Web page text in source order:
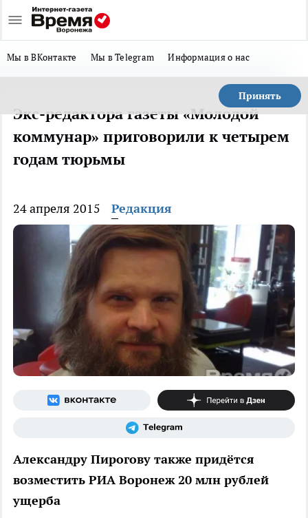
Мы в ВКонтакте Мы в Telegram Информация о нас
Принять
Экс-редактора газеты «Молодой
коммунар» приговорили к четырем
годам тюрьмы
24 апреля 2015 Редакция
Александру Пирогову также придётся
возместить РИА Воронеж 20 млн рублей
ущерба